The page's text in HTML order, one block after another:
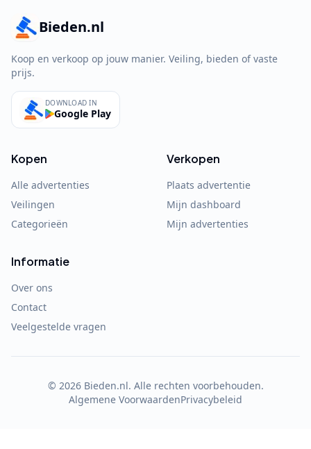
Bieden.nl
Koop en verkoop op jouw manier. Veiling, bieden of vaste
prijs.
DOWNLOAD IN
Google Play
Kopen
Alle advertenties
Veilingen
Categorieën
Verkopen
Plaats advertentie
Mijn dashboard
Mijn advertenties
Informatie
Over ons
Contact
Veelgestelde vragen
© 2026Bieden.nl. Alle rechten voorbehouden.
Algemene VoorwaardenPrivacybeleid